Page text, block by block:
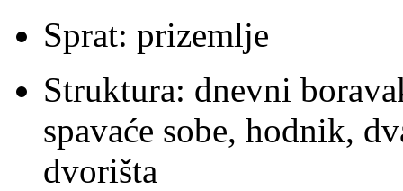
Sprat: prizemlje
Struktura: dnevni
spavaće sobe, hodnik,
dvorišta